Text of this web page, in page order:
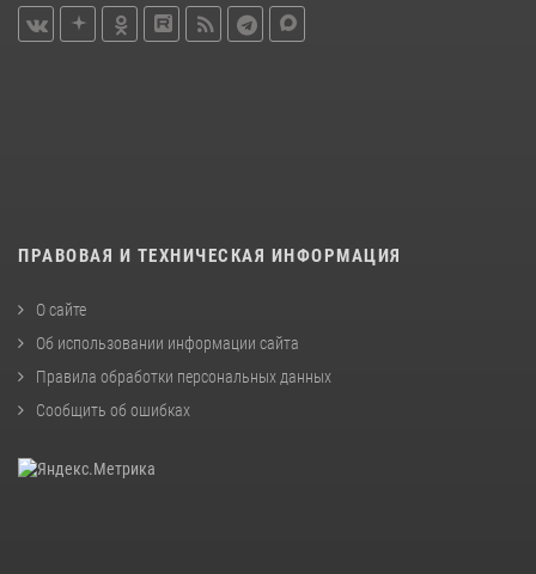
ПРАВОВАЯ И ТЕХНИЧЕСКАЯ ИНФОРМАЦИЯ
О сайте
Об использовании информации сайта
Правила обработки персональных данных
Сообщить об ошибках